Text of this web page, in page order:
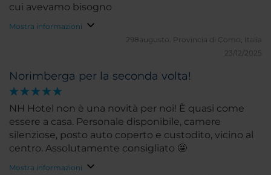
cui avevamo bisogno
Mostra informazioni
298augusto.
Provincia di Como, Italia
23/12/2025
Norimberga per la seconda volta!
NH Hotel non è una novità per noi! È quasi come
essere a casa. Personale disponibile, camere
silenziose, posto auto coperto e custodito, vicino al
centro. Assolutamente consigliato 🤩
Mostra informazioni